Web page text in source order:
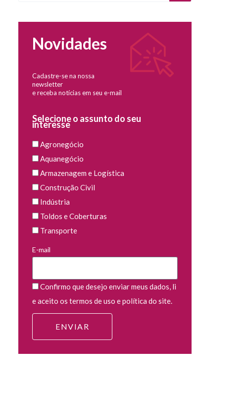
Novidades
Cadastre-se na nossa
newsletter
e receba notícias em seu e-mail
Selecione o assunto do seu
interesse
Agronegócio
Aquanegócio
Armazenagem e Logística
Construção Civil
Indústria
Toldos e Coberturas
Transporte
E-mail
Confirmo que desejo enviar meus dados, li
e aceito os termos de uso e política do site.